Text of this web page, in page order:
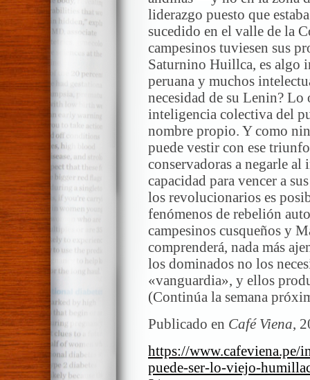
liderazgo puesto que
sucedido en el valle de la
campesinos tuviesen sus
Saturnino Huillca, es algo
peruana y muchos
necesidad de su Lenin? Lo
inteligencia colectiva del
nombre propio. Y como
puede vestir con ese
conservadoras a negarle
capacidad para vencer a
los revolucionarios es
fenómenos de rebelión
campesinos cusqueños y
comprenderá, nada más
los dominados no los
«vanguardia», y ellos
(Continúa la semana
Publicado en Café Viena,
https://www.cafeviena.pe/
puede-ser-lo-viejo-